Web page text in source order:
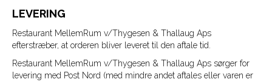
LEVERING
Restaurant MellemRum v/Thygesen & Thallaug Aps
efterstræber, at orderen bliver leveret til den aftale tid.
Restaurant MellemRum v/Thygesen & Thallaug Aps sørger for
levering med Post Nord (med mindre andet aftales eller varen er